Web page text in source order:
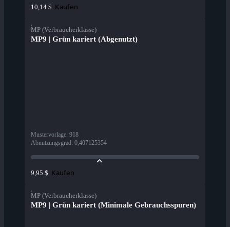
10,14 $ Kaufen
MP (Verbraucherklasse)
MP9 | Grün kariert (Abgenutzt)
Mustervorlage: 918
Abnutzungsgrad: 0,407125354
9,95 $ Kaufen
MP (Verbraucherklasse)
MP9 | Grün kariert (Minimale Gebrauchsspuren)